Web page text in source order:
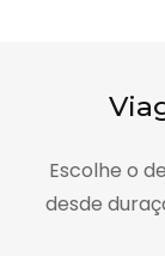
Escolhe o
desde